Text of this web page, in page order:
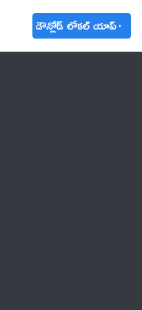
డౌన్లోడ్ లోకల్ యాప్